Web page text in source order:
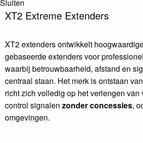
Sluiten
XT2 Extreme Extenders
XT2 extenders ontwikkelt
gebaseerde extenders voor
waarbij betrouwbaarheid, afstand en
centraal staan. Het merk is ontstaan
richt zich volledig op het verlengen van
control signalen zonder concessies,
omgevingen.